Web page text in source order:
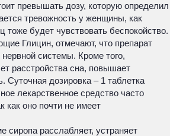
превышать дозу, которую определил
тревожность у женщины, как
тоже будет чувствовать беспокойство.
Глицин, отмечают, что препарат
системы. Кроме того,
расстройства сна, повышает
Суточная дозировка – 1 таблетка
лекарственное средство часто
как оно почти не имеет
сиропа расслабляет, устраняет